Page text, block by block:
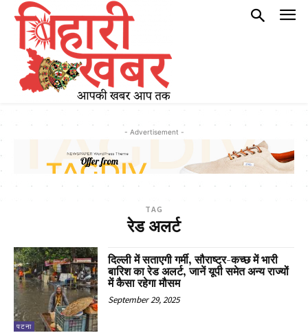
- Advertisement -
TAG
रेड अलर्ट
पटना
दिल्ली में सताएगी गर्मी, सौराष्ट्र-कच्छ में भारी
बारिश का रेड अलर्ट, जानें यूपी समेत अन्य राज्यों
में कैसा रहेगा मौसम
September 29, 2025